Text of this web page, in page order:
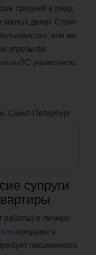
средний в ряду,
малых денег. Стоит
или же
угрозы по
уважением,
Санкт-Петербург
супруги
работы) в личную
-продажи в
письменного